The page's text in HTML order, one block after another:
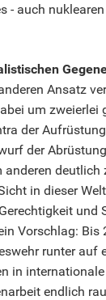
- auch
Ansatz
um zweierlei
der
der Abrüstung
anderen deutlich
in dieser
und
Vorschlag: Bis
runter auf
in internationale
endlich